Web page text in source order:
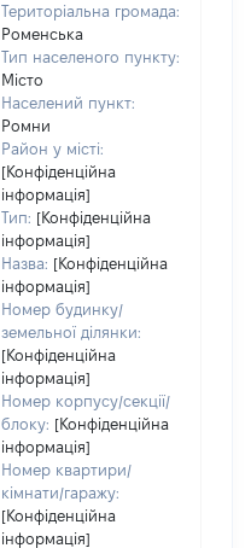
Територіальна громада:
Роменська
Тип населеного пункту:
Місто
Населений пункт:
Ромни
Район у місті:
[Конфіденційна
інформація]
Тип: [Конфіденційна
інформація]
Назва: [Конфіденційна
інформація]
Номер будинку/
земельної ділянки:
[Конфіденційна
інформація]
Номер корпусу/секції/
блоку: [Конфіденційна
інформація]
Номер квартири/
кімнати/гаражу:
[Конфіденційна
інформація]